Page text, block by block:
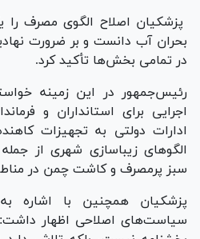
پزشکیان اصلاح الگوی مصرف را
بحران آب دانست و بر ضرورت
در تمامی بخش‌ها تأکید کرد.
رئیس‌جمهور در این زمینه
اجرایی برای استانداران و
ادارات دولتی به تجهیزات
الگو‌های زیباسازی شهری از
سبز پرمصرف و کاشت چمن در
پزشکیان همچنین با اشاره
سیاست‌های اصلاحی اظهار داشت: